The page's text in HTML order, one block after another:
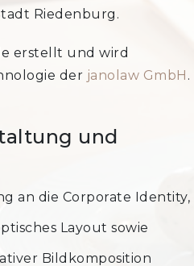
Riedenburg.
erstellt und wird
der janolaw GmbH .
und
an die Corporate Identity,
Layout sowie
Bildkomposition